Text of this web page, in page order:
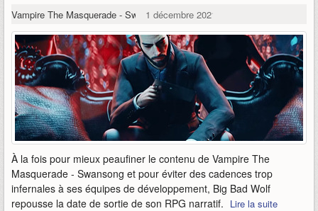
Vampire The Masquerade - Swansong1 décembre 2021
À la fois pour mieux peaufiner le contenu de Vampire The
Masquerade - Swansong et pour éviter des cadences trop
infernales à ses équipes de développement, Big Bad Wolf
repousse la date de sortie de son RPG narratif. Lire la suite